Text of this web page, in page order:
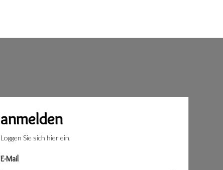
anmelden
Loggen Sie sich hier ein.
E-Mail